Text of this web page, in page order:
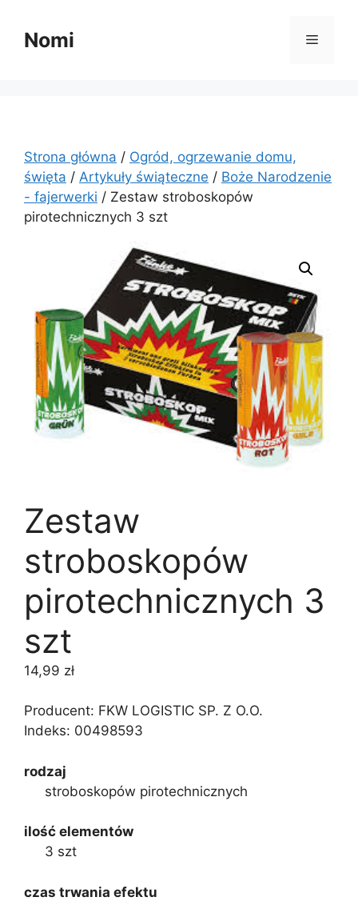
treściNomi Menu
Strona główna / Ogród, ogrzewanie domu,
święta / Artykuły świąteczne / Boże Narodzenie
- fajerwerki / Zestaw stroboskopów
pirotechnicznych 3 szt
Zestaw
stroboskopów
pirotechnicznych 3
szt
14,99 zł
Producent: FKW LOGISTIC SP. Z O.O.
Indeks: 00498593
rodzaj
stroboskopów pirotechnicznych
ilość elementów
3 szt
czas trwania efektu